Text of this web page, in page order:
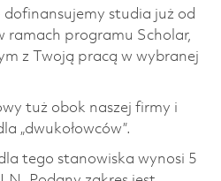
dofinansujemy studia już od
ramach programu Scholar,
z Twoją pracą w wybranej
tuż obok naszej firmy i
„dwukołowców”.
tego stanowiska wynosi 5